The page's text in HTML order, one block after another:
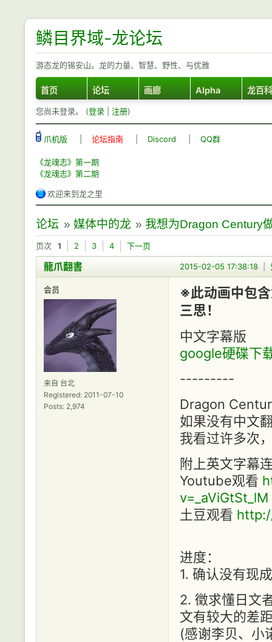
鳞目界域-龙论坛
游态龙的锡安山。龙的力量、智慧、野性、与优雅
首页 论坛 画廊 Alpha 龙百科
您尚未登录。 (登录 注册)
爪机版 论坛指南 Discord QQ群
《龙魂志》第一期
《龙魂志》第二期
欢迎来到龙之里
论坛 » 媒体中的龙 » 我想为Dragon Century
页次 1 2 3 4 下一页
2015-02-05 17:38:18
龍爪翻書
会员
来自 台北
Registered: 2011-07-10
Posts: 2,974
※此动画中包
三思！
中文字幕版
google硬碟下
---------
Dragon
如果没有中文
我看过许多次
附上英文字幕
Youtube观看
v=_aViGtSt_lM
土豆观看
进度：
1. 确认没有现
2. 徵求懂日文
文有较大的差
(感谢李贝、小